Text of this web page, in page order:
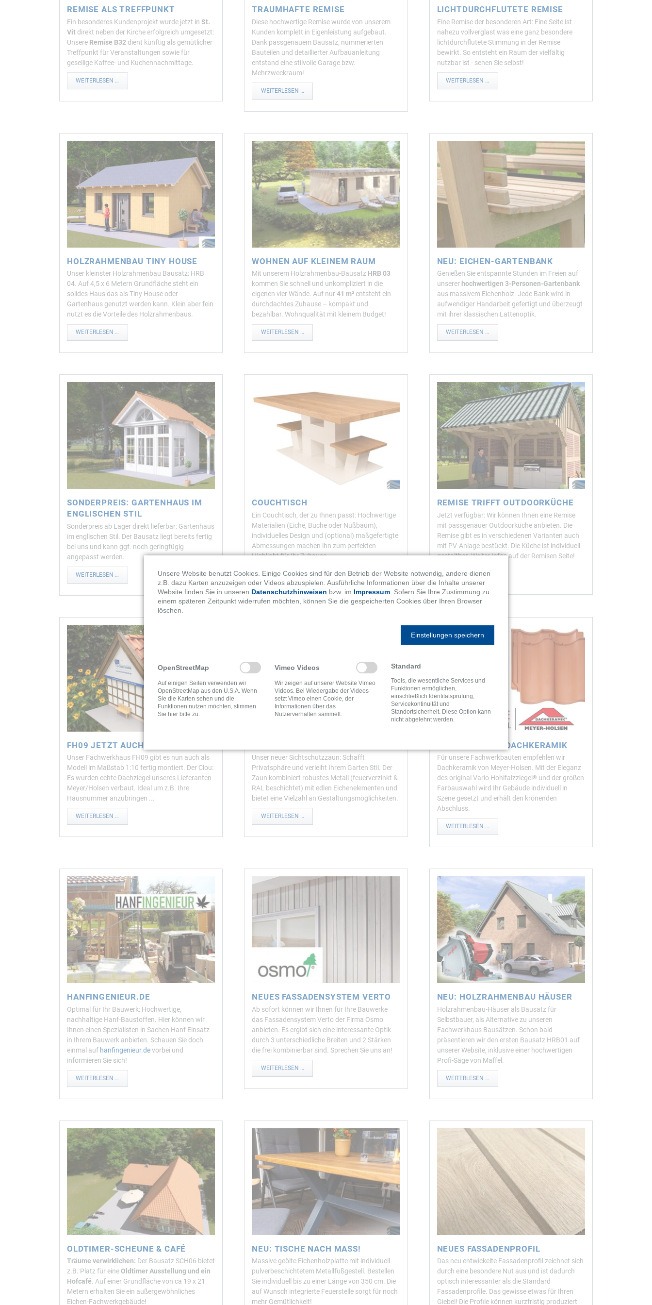
REMISE ALS TREFFPUNKT
Ein besonderes Kundenprojekt wurde jetzt in St.
Vit direkt neben der Kirche erfolgreich umgesetzt:
Unsere Remise B32 dient künftig als gemütlicher
Treffpunkt für Veranstaltungen sowie für
gesellige Kaffee- und Kuchennachmittage.
WEITERLESEN …
ALS
TRAUMHAFTE REMISE
Diese hochwertige Remise wurde von unserem
Kunden komplett in Eigenleistung aufgebaut.
Dank passgenauem Bausatz, nummerierten
Bauteilen und detaillierter Aufbauanleitung
entstand eine stilvolle Garage bzw.
Mehrzweckraum!
WEITERLESEN …TRAUMHAFTE
REMISE
LICHTDURCHFLUTETE REMISE
Eine Remise der besonderen Art: Eine Seite ist
nahezu vollverglast was eine ganz besondere
lichtdurchflutete Stimmung in der Remise
bewirkt. So entsteht ein Raum der vielfältig
nutzbar ist - sehen Sie selbst!
WEITERLESEN …
HOLZRAHMENBAU TINY HOUSE
Unser kleinster Holzrahmenbau Bausatz: HRB
04. Auf 4,5 x 6 Metern Grundfläche steht ein
solides Haus das als Tiny House oder
Gartenhaus genutzt werden kann. Klein aber fein
nutzt es die Vorteile des Holzrahmenbaus.
WEITERLESEN …
WOHNEN AUF KLEINEM RAUM
Mit unserem Holzrahmenbau-Bausatz HRB 03
kommen Sie schnell und unkompliziert in die
eigenen vier Wände. Auf nur41 m² entsteht ein
durchdachtes Zuhause – kompakt und
bezahlbar. Wohnqualität mit kleinem Budget!
WEITERLESEN …WOHNEN
AUF
NEU: EICHEN-GARTENBANK
Genießen Sie entspannte Stunden im Freien auf
unserer hochwertigen 3-Personen-Gartenbank
aus massivem Eichenholz. Jede Bank wird in
aufwendiger Handarbeit gefertigt und überzeugt
mit ihrer klassischen Lattenoptik.
WEITERLESEN …
EICHEN-
SONDERPREIS: GARTENHAUS IM
ENGLISCHEN STIL
Sonderpreis ab Lager direkt lieferbar: Gartenhaus
im englischen Stil. Der Bausatz liegt bereits fertig
bei uns und kann ggf. noch geringfügig
angepasst werden.
WEITERLESEN …
GARTENHAUS
COUCHTISCH
Ein Couchtisch, der zu Ihnen passt: Hochwertige
Materialien (Eiche, Buche oder Nußbaum),
individuelles Design und (optional) maßgefertigte
Abmessungen machen ihn zum perfekten
Highlight für Ihr Zuhause.
WEITERLESEN …
REMISE TRIFFT OUTDOORKÜCHE
Jetzt verfügbar: Wir können Ihnen eine Remise
mit passgenauer Outdoorküche anbieten. Die
Remise gibt es in verschiedenen Varianten auch
mit PV-Anlage bestückt. Die Küche ist individuell
gestaltbar. Weiter Infos auf der Remisen Seite!
WEITERLESEN …
FH09 JETZT AUCH ALS MODELL
Unser Fachwerkhaus FH09 gibt es nun auch als
Modell im Maßstab 1:10 fertig montiert. Der Clou:
Es wurden echte Dachziegel unseres Lieferanten
Meyer/Holsen verbaut. Ideal um z.B. Ihre
Hausnummer anzubringen ...
WEITERLESEN …
JETZT
Unser neuer Sichtschutzzaun: Schafft
Privatsphäre und verleiht Ihrem Garten Stil. Der
Zaun kombiniert robustes Metall (feuerverzinkt &
RAL beschichtet) mit edlen Eichenelementen und
bietet eine Vielzahl an Gestaltungsmöglichkeiten.
WEITERLESEN …EDELSTAHL
TRIFFT
MEYER HOLSEN DACHKERAMIK
Für unsere Fachwerkbauten empfehlen wir
Dachkeramik von Meyer-Holsen. Mit der Eleganz
des original Vario Hohlfalzziegel ® und der großen
Farbauswahl wird Ihr Gebäude individuell in
Szene gesetzt und erhält den krönenden
Abschluss.
WEITERLESEN …
HOLSEN
HANFINGENIEUR.DE
Optimal für Ihr Bauwerk: Hochwertige,
nachhaltige Hanf-Baustoffen. Hier können wir
Ihnen einen Spezialisten in Sachen Hanf Einsatz
in Ihrem Bauwerk anbieten. Schauen Sie doch
einmal auf hanfingenieur.devorbei und
informieren Sie sich!
WEITERLESEN …
NEUES FASSADENSYSTEM VERTO
Ab sofort können wir Ihnen für Ihre Bauwerke
das Fassadensystem Verto der Firma Osmo
anbieten. Es ergibt sich eine interessante Optik
durch 3 unterschiedliche Breiten und 2 Stärken
die frei kombinierbar sind. Sprechen Sie uns an!
WEITERLESEN …
FASSADENSYSTEM
NEU: HOLZRAHMENBAU HÄUSER
Holzrahmenbau-Häuser als Bausatz für
Selbstbauer, als Alternative zu unseren
Fachwerkhaus Bausätzen. Schon bald
präsentieren wir den ersten Bausatz HRB01 auf
unserer Website, inklusive einer hochwertigen
Profi-Säge von Maffel.
WEITERLESEN …
HOLZRAHMENBAU
OLDTIMER-SCHEUNE & CAFÉ
Träume verwirklichen: Der Bausatz SCH06 bietet
z.B. Platz für eineOldtimer Ausstellung und ein
Hofcafé. Auf einer Grundfläche von ca 19 x 21
Metern erhalten Sie ein außergewöhnliches
Eichen-Fachwerkgebäude!
NEU: TISCHE NACH MASS!
Massive geölte Eichenholzplatte mit individuell
pulverbeschichtetem Metallfußgestell. Bestellen
Sie individuell bis zu einer Länge von 350 cm. Die
auf Wunsch integrierte Feuerstelle sorgt für noch
mehr Gemütlichkeit!
NEUES FASSADENPROFIL
Das neu entwickelte Fassadenprofil zeichnet sich
durch eine besondere Nut aus und ist dadurch
optisch interessanter als die Standard
Fassadenprofile. Das gewisse etwas für Ihren
Giebel! Die Profile können kurzfristig produziert
Unsere Website benutzt Cookies. Einige Cookies sind für den Betrieb der Website notwendig, andere dienen
z.B. dazu Karten anzuzeigen oder Videos abzuspielen. Ausführliche Informationen über die Inhalte unserer
Website finden Sie in unseren Datenschutzhinweisen bzw. im Impressum . Sofern Sie Ihre Zustimmung zu
einem späteren Zeitpunkt widerrufen möchten, können Sie die gespeicherten Cookies über Ihren Browser
löschen.
Einstellungen speichern
OpenStreetMap
Auf einigen Seiten verwenden wir
OpenStreetMap aus den U.S.A. Wenn
Sie die Karten sehen und die
Funktionen nutzen möchten, stimmen
Sie hier bitte zu.
Vimeo Videos
Wir zeigen auf unserer Website Vimeo
Videos. Bei Wiedergabe der Videos
setzt Vimeo einen Cookie, der
Informationen über das
Nutzerverhalten sammelt.
Standard
Tools, die wesentliche Services und
Funktionen ermöglichen,
einschließlich Identitätsprüfung,
Servicekontinuität und
Standortsicherheit. Diese Option kann
nicht abgelehnt werden.